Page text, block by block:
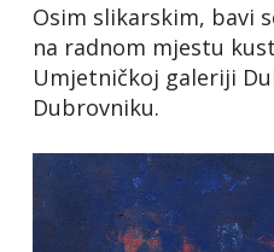
Osim slikarskim, bavi
na radnom mjestu
Umjetničkoj galeriji
Dubrovniku.